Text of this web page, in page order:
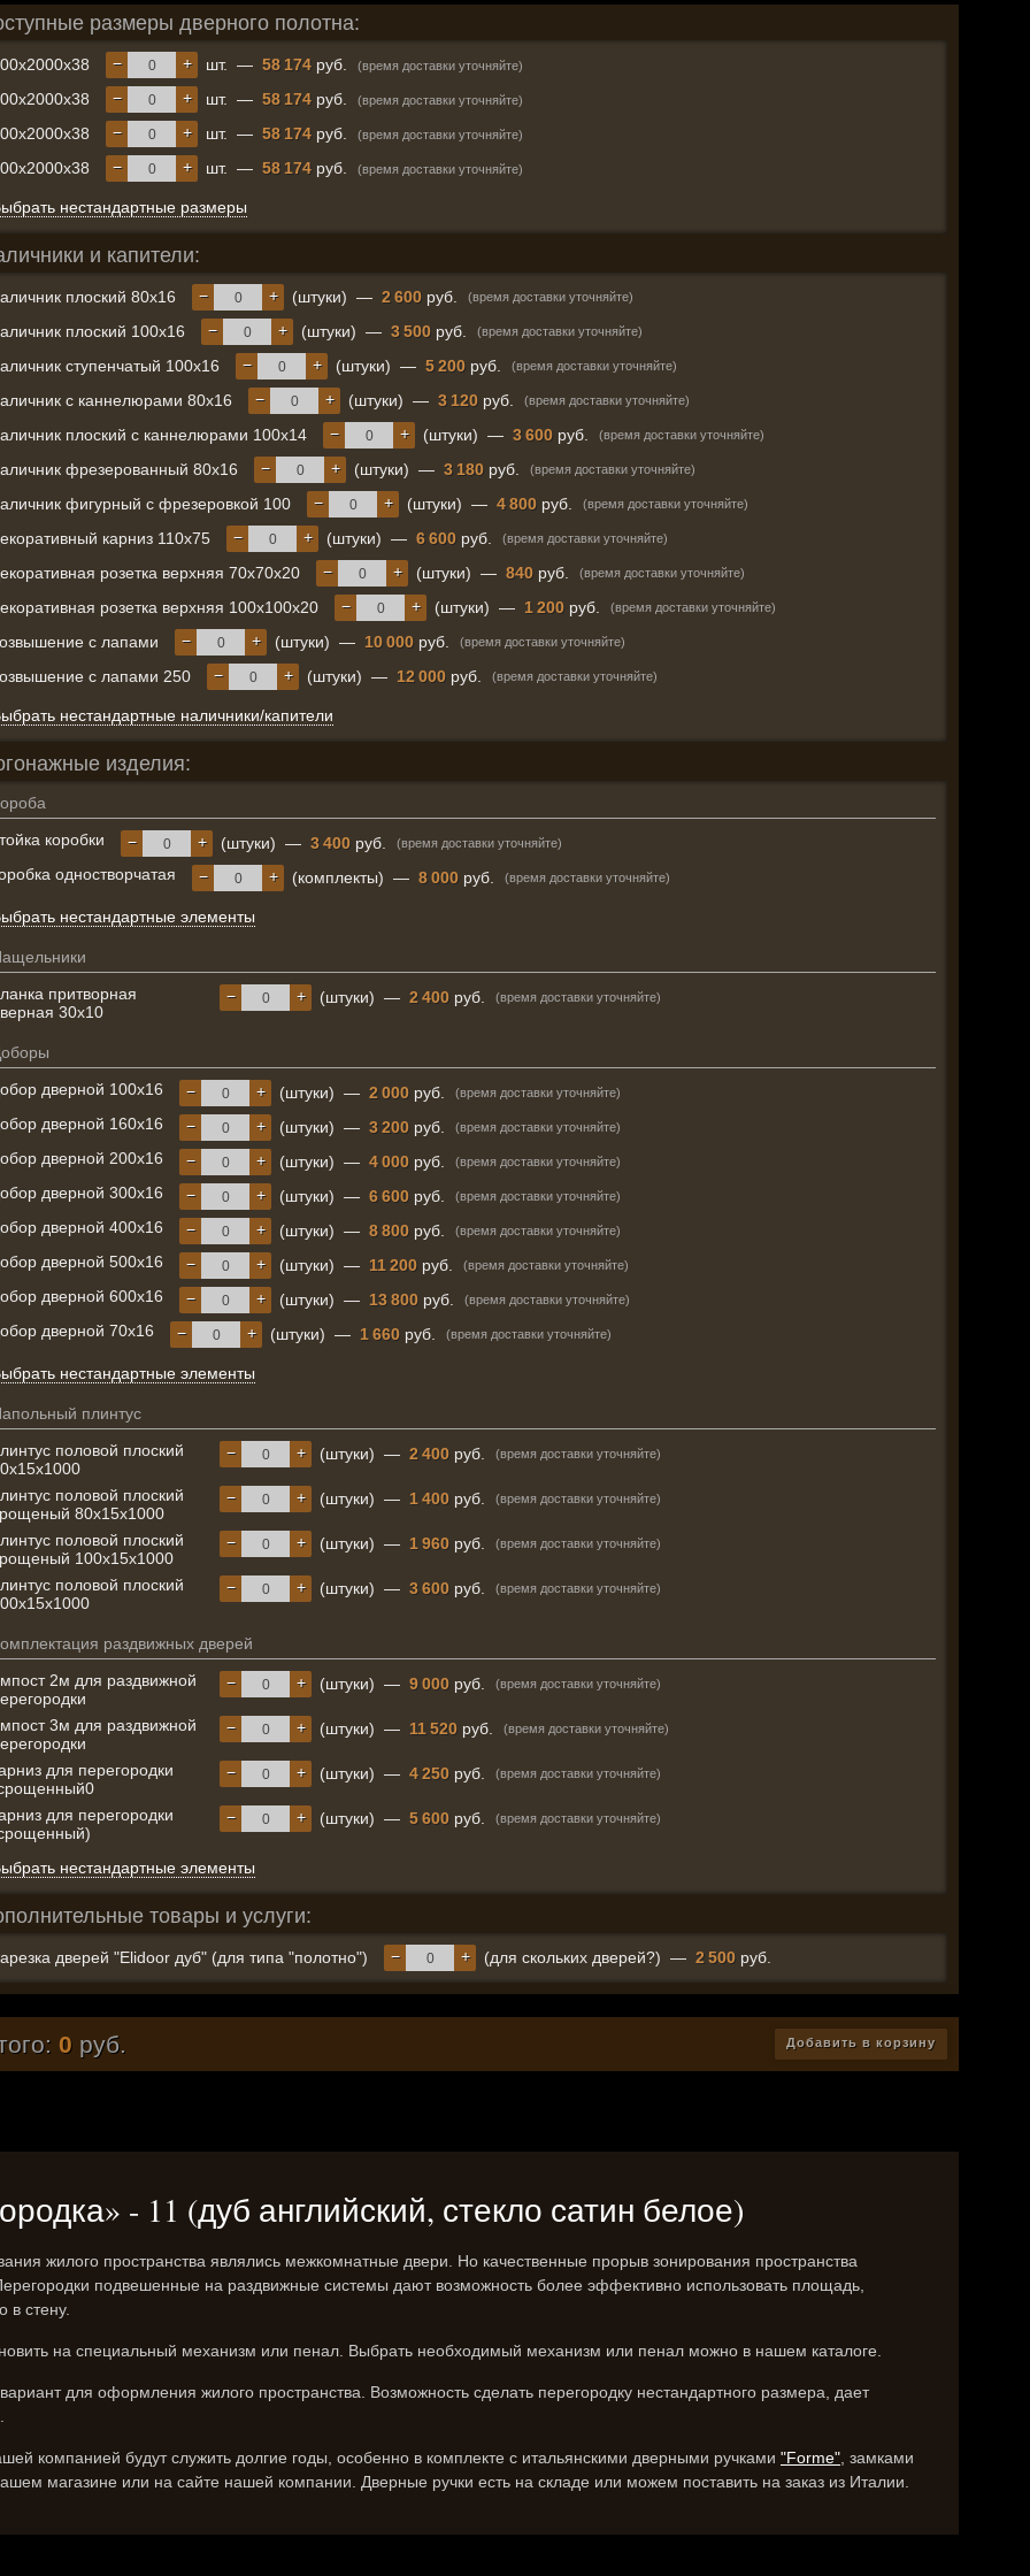
размеры дверного полотна:
+
− шт. — 58 174 руб. (время доставки уточняйте)
+
− шт. — 58 174 руб. (время доставки уточняйте)
+
− шт. — 58 174 руб. (время доставки уточняйте)
+
− шт. — 58 174 руб. (время доставки уточняйте)
нестандартные размеры
и капители:
плоский 80х16 +
− (штуки) — 2 600 руб. (время доставки уточняйте)
плоский 100х16 +
− (штуки) — 3 500 руб. (время доставки уточняйте)
ступенчатый 100х16 +
− (штуки) — 5 200 руб. (время доставки уточняйте)
с каннелюрами 80х16 +
− (штуки) — 3 120 руб. (время доставки уточняйте)
плоский с каннелюрами 100х14 +
− (штуки) — 3 600 руб. (время доставки уточняйте)
фрезерованный 80х16 +
− (штуки) — 3 180 руб. (время доставки уточняйте)
фигурный с фрезеровкой 100 +
− (штуки) — 4 800 руб. (время доставки уточняйте)
карниз 110х75 +
− (штуки) — 6 600 руб. (время доставки уточняйте)
розетка верхняя 70х70х20 +
− (штуки) — 840 руб. (время доставки уточняйте)
розетка верхняя 100х100х20 +
− (штуки) — 1 200 руб. (время доставки уточняйте)
с лапами +
− (штуки) — 10 000 руб. (время доставки уточняйте)
с лапами 250 +
− (штуки) — 12 000 руб. (время доставки уточняйте)
нестандартные наличники/капители
изделия:
коробки
+
− (штуки) — 3 400 руб. (время доставки уточняйте)
одностворчатая +
− (комплекты) — 8 000 руб. (время доставки уточняйте)
нестандартные элементы
притворная
30х10
+
− (штуки) — 2 400 руб. (время доставки уточняйте)
дверной 100х16
+
− (штуки) — 2 000 руб. (время доставки уточняйте)
дверной 160х16 +
− (штуки) — 3 200 руб. (время доставки уточняйте)
дверной 200х16 +
− (штуки) — 4 000 руб. (время доставки уточняйте)
дверной 300х16 +
− (штуки) — 6 600 руб. (время доставки уточняйте)
дверной 400х16 +
− (штуки) — 8 800 руб. (время доставки уточняйте)
дверной 500х16 +
− (штуки) — 11 200 руб. (время доставки уточняйте)
дверной 600х16 +
− (штуки) — 13 800 руб. (время доставки уточняйте)
дверной 70х16 +
− (штуки) — 1 660 руб. (время доставки уточняйте)
нестандартные элементы
плинтус
половой плоский
+
− (штуки) — 2 400 руб. (время доставки уточняйте)
половой плоский
80х15х1000
+
− (штуки) — 1 400 руб. (время доставки уточняйте)
половой плоский
100х15х1000
+
− (штуки) — 1 960 руб. (время доставки уточняйте)
половой плоский
+
− (штуки) — 3 600 руб. (время доставки уточняйте)
раздвижных дверей
2м для раздвижной
+
− (штуки) — 9 000 руб. (время доставки уточняйте)
3м для раздвижной
+
− (штуки) — 11 520 руб. (время доставки уточняйте)
для перегородки
+
− (штуки) — 4 250 руб. (время доставки уточняйте)
для перегородки
+
− (штуки) — 5 600 руб. (время доставки уточняйте)
нестандартные элементы
товары и услуги:
дверей "Elidoor дуб" (для типа "полотно") +
− (для скольких дверей?) — 2 500 руб.
0 руб. Добавить в корзину
- 11 (дуб английский, стекло сатин белое)
жилого пространства являлись межкомнатные двери. Но качественные прорыв зонирования пространства
подвешенные на раздвижные системы дают возможность более эффективно использовать площадь,
в стену.
на специальный механизм или пенал. Выбрать необходимый механизм или пенал можно в нашем каталоге.
для оформления жилого пространства. Возможность сделать перегородку нестандартного размера, дает
компанией будут служить долгие годы, особенно в комплекте с итальянскими дверными ручками "Forme" , замками
магазине или на сайте нашей компании. Дверные ручки есть на складе или можем поставить на заказ из Италии.